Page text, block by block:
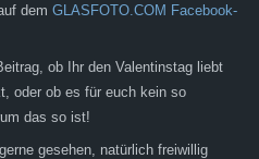
dem GLASFOTO.COM Facebook-
ob Ihr den Valentinstag liebt
oder ob es für euch kein so
das so ist!
gesehen, natürlich freiwillig